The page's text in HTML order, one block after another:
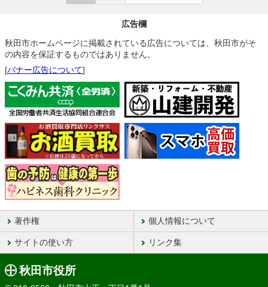
広告欄
秋田市ホームページに掲載されている広告については、秋田市がそ
の内容を保証するものではありません。
[バナー広告について]
著作権 個人情報について
サイトの使い方 リンク集
秋田市役所